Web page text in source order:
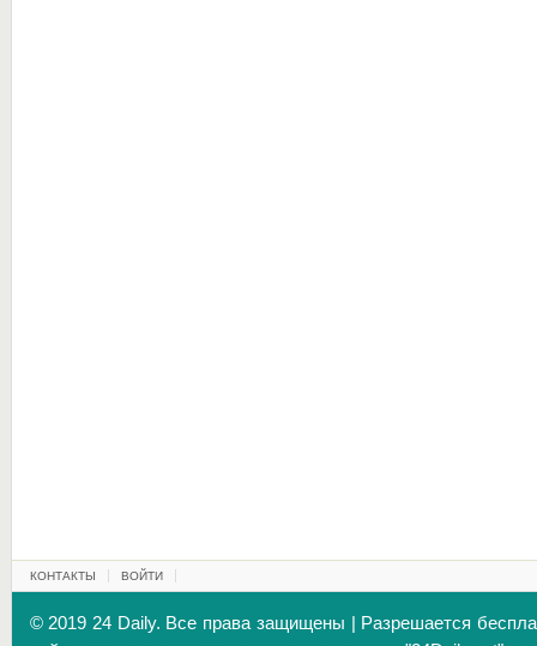
КОНТАКТЫ ВОЙТИ
© 2019 24 Daily. Все права защищены | Разрешается